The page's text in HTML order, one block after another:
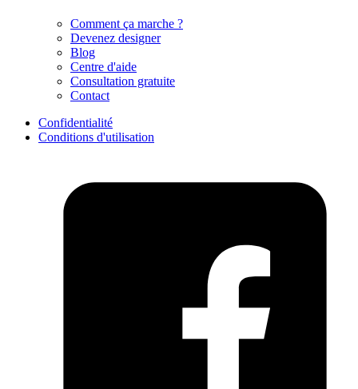
Comment ça marche ?
Devenez designer
Blog
Centre d'aide
Consultation gratuite
Contact
Confidentialité
Conditions d'utilisation